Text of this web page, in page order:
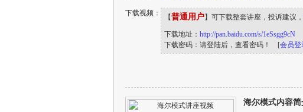
下载视频： 【普通用户】可下载整套讲座，投诉建议，
下载地址： http://pan.baidu.com/s/1eSsgg9cN
下载密码：请登陆后，查看密码！ [会员登
海尔模式内容简